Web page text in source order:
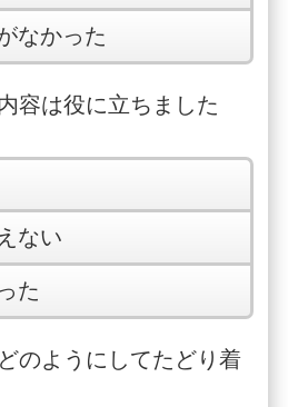
なかった
容は役に立ちました
ない
た
のようにしてたどり着